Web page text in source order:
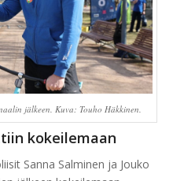
jälkeen. Kuva: Touho Häkkinen.
kokeilemaan
Sanna Salminen ja Jouko